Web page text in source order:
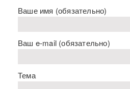
Ваше имя (обязательно)
Ваш e-mail (обязательно)
Тема